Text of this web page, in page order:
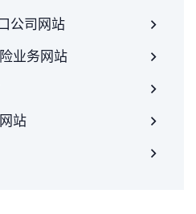
公司网站
业务网站
站